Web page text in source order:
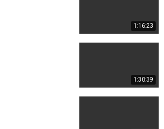
1:16:23
1:30:39